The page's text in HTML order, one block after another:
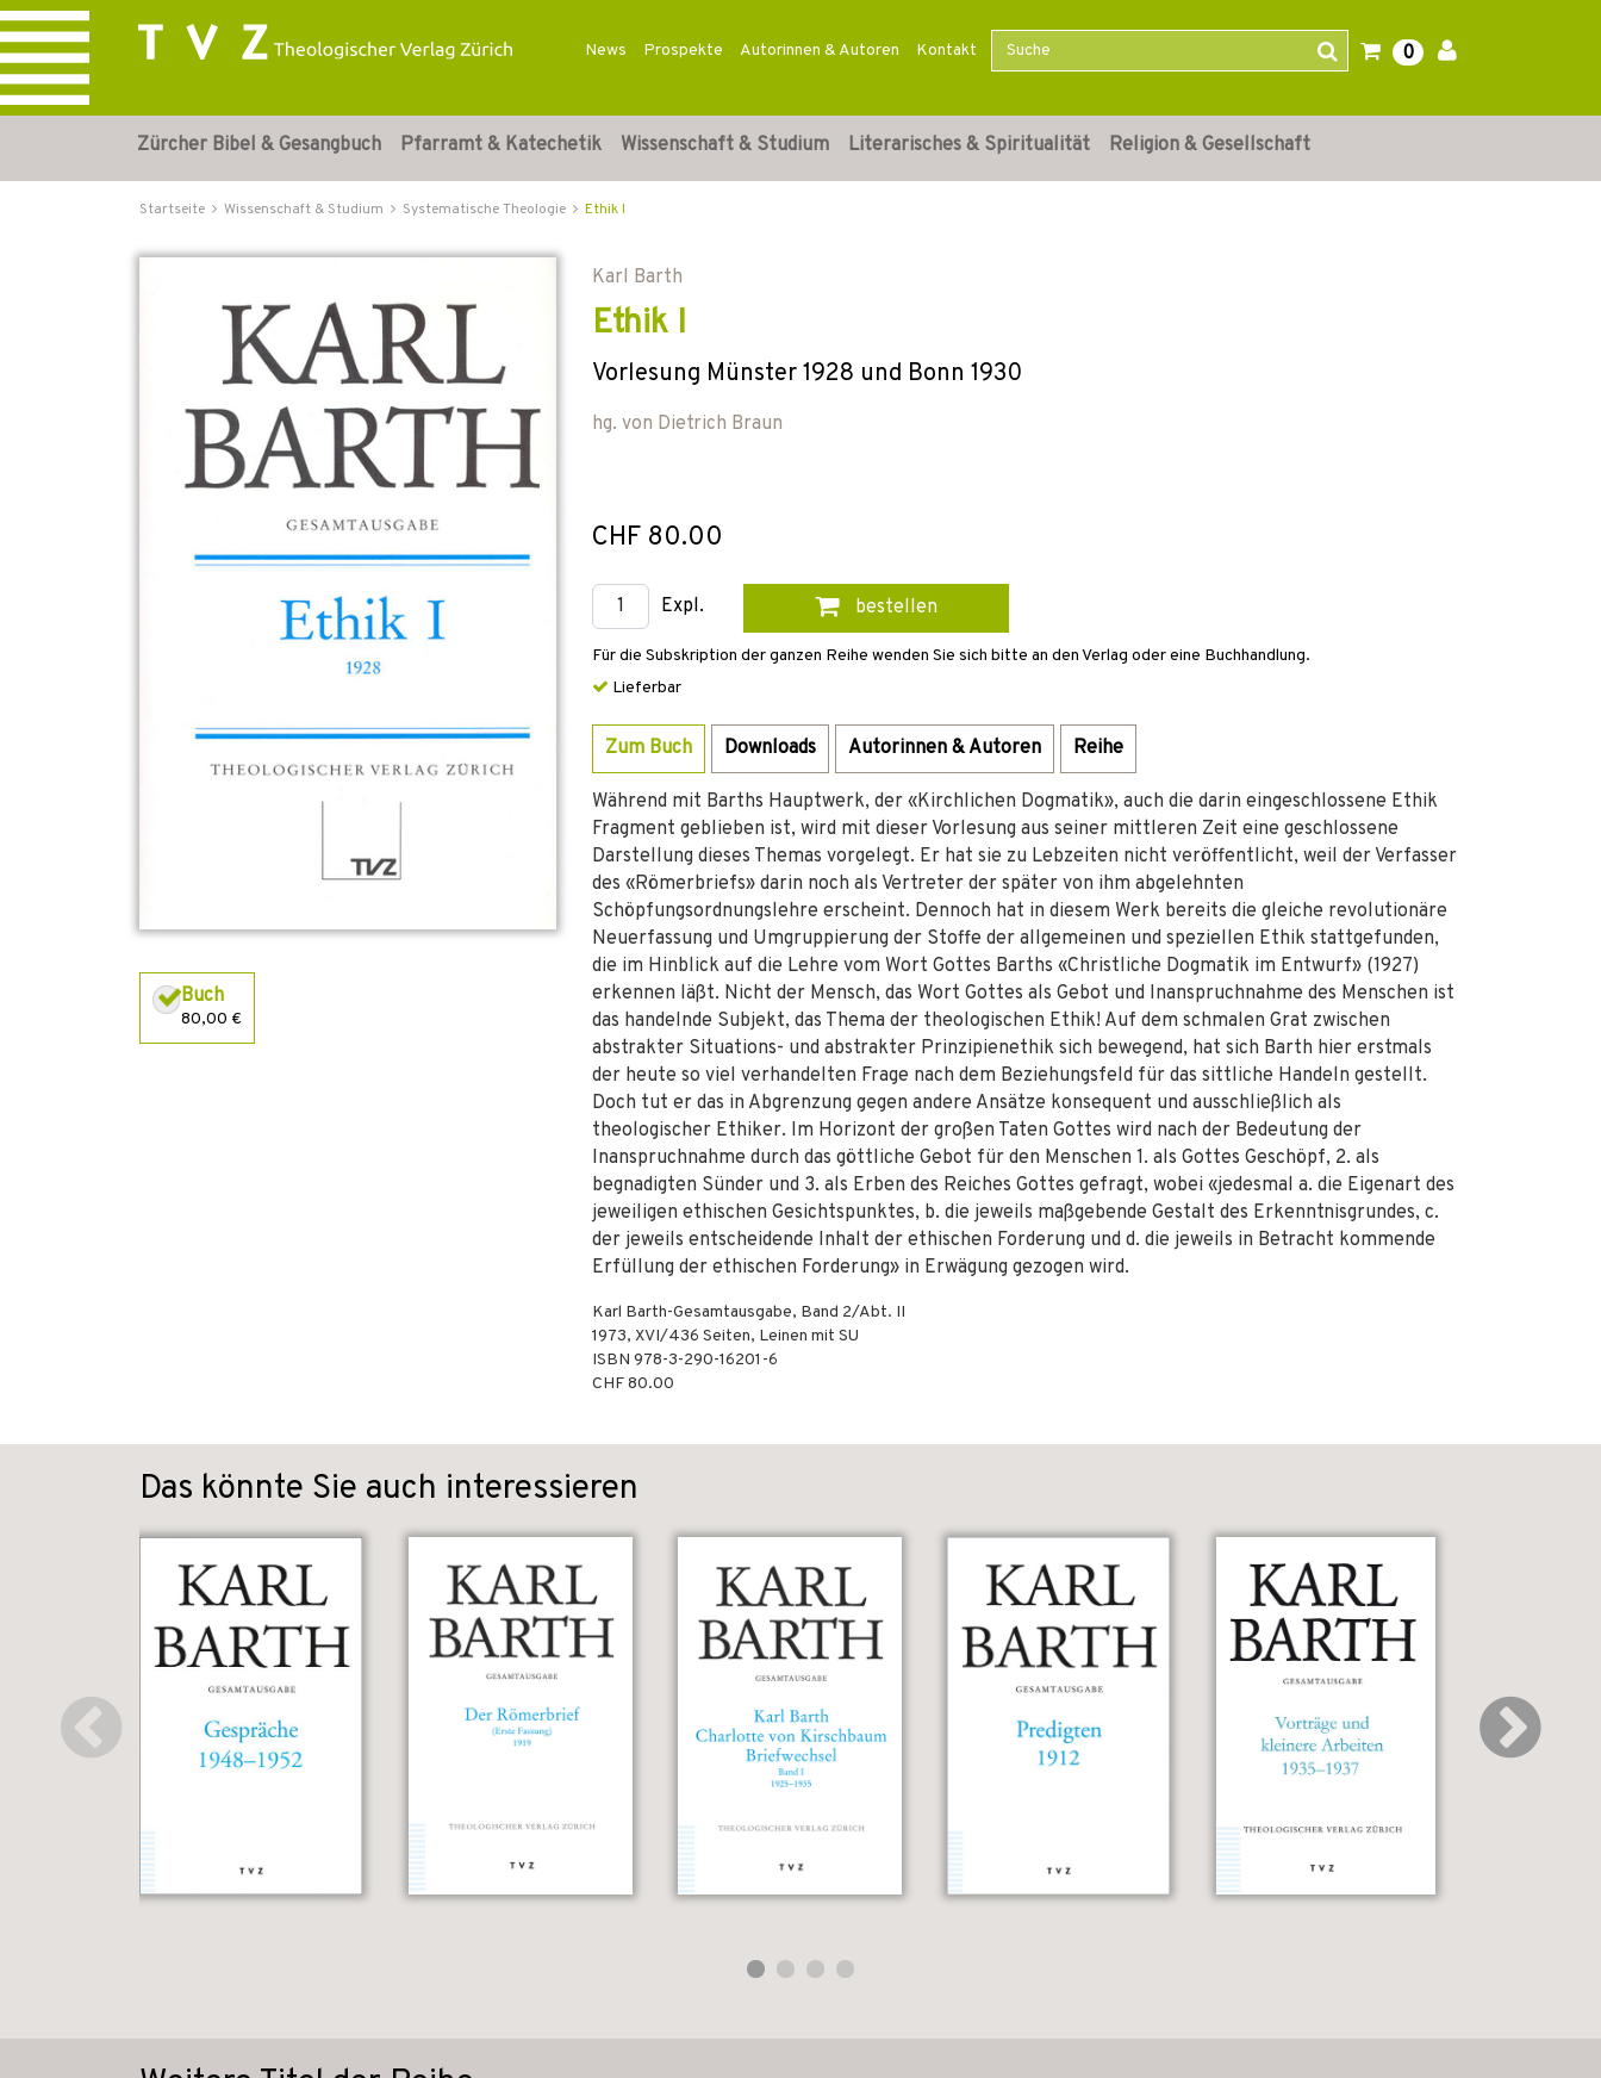
News Prospekte Autorinnen & Autoren Kontakt 0
Zürcher Bibel & Gesangbuch Pfarramt & Katechetik Wissenschaft & Studium Literarisches & Spiritualität Religion & Gesellschaft
Startseite Wissenschaft & Studium Systematische Theologie Ethik I
Buch
80,00 €
Karl Barth
Ethik I
Vorlesung Münster 1928 und Bonn 1930
hg. von Dietrich Braun
CHF 80.00
Expl. bestellen
Für die Subskription der ganzen Reihe wenden Sie sich bitte an den Verlag oder eine Buchhandlung.
Lieferbar
Zum Buch Downloads Autorinnen & Autoren Reihe
Während mit Barths Hauptwerk, der «Kirchlichen Dogmatik», auch die darin eingeschlossene Ethik
Fragment geblieben ist, wird mit dieser Vorlesung aus seiner mittleren Zeit eine geschlossene
Darstellung dieses Themas vorgelegt. Er hat sie zu Lebzeiten nicht veröffentlicht, weil der Verfasser
des «Römerbriefs» darin noch als Vertreter der später von ihm abgelehnten
Schöpfungsordnungslehre erscheint. Dennoch hat in diesem Werk bereits die gleiche revolutionäre
Neuerfassung und Umgruppierung der Stoffe der allgemeinen und speziellen Ethik stattgefunden,
die im Hinblick auf die Lehre vom Wort Gottes Barths «Christliche Dogmatik im Entwurf» (1927)
erkennen läßt. Nicht der Mensch, das Wort Gottes als Gebot und Inanspruchnahme des Menschen ist
das handelnde Subjekt, das Thema der theologischen Ethik! Auf dem schmalen Grat zwischen
abstrakter Situations- und abstrakter Prinzipienethik sich bewegend, hat sich Barth hier erstmals
der heute so viel verhandelten Frage nach dem Beziehungsfeld für das sittliche Handeln gestellt.
Doch tut er das in Abgrenzung gegen andere Ansätze konsequent und ausschließlich als
theologischer Ethiker. Im Horizont der großen Taten Gottes wird nach der Bedeutung der
Inanspruchnahme durch das göttliche Gebot für den Menschen 1. als Gottes Geschöpf, 2. als
begnadigten Sünder und 3. als Erben des Reiches Gottes gefragt, wobei «jedesmal a. die Eigenart des
jeweiligen ethischen Gesichtspunktes, b. die jeweils maßgebende Gestalt des Erkenntnisgrundes, c.
der jeweils entscheidende Inhalt der ethischen Forderung und d. die jeweils in Betracht kommende
Erfüllung der ethischen Forderung» in Erwägung gezogen wird.
Karl Barth-Gesamtausgabe, Band 2/Abt. II
1973, XVI/436 Seiten, Leinen mit SU
ISBN 978-3-290-16201-6
CHF 80.00
Das könnte Sie auch interessieren